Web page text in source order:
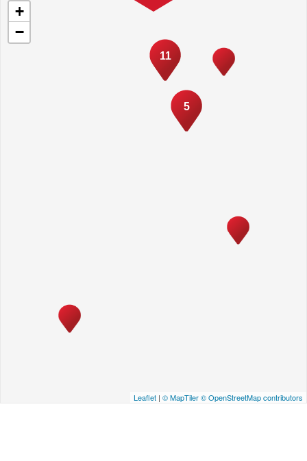
11
5
+
−
Leaflet | © MapTiler© OpenStreetMap contributors